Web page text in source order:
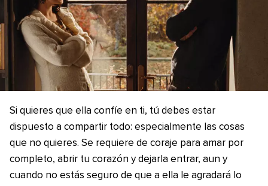
Si quieres que ella confíe en ti, tú debes estar
dispuesto a compartir todo: especialmente las cosas
que no quieres. Se requiere de coraje para amar por
completo, abrir tu corazón y dejarla entrar, aun y
cuando no estás seguro de que a ella le agradará lo